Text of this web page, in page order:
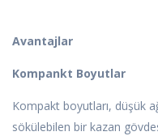
Avantajlar
Kompankt Boyutlar
Kompakt boyutları, düşük
sökülebilen bir kazan